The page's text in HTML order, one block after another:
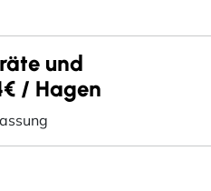
und
/ Hagen